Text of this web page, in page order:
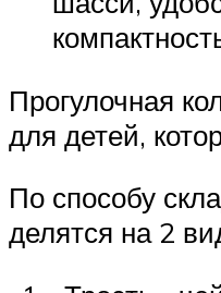
Прогулочная
для детей,
По способу
делятся на 2